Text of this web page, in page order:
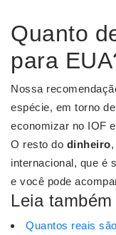
Quanto
para
Nossa
espécie, em torno
economizar no IOF
O resto do dinheiro,
internacional, que é
e você pode
Leia também
Quantos reais